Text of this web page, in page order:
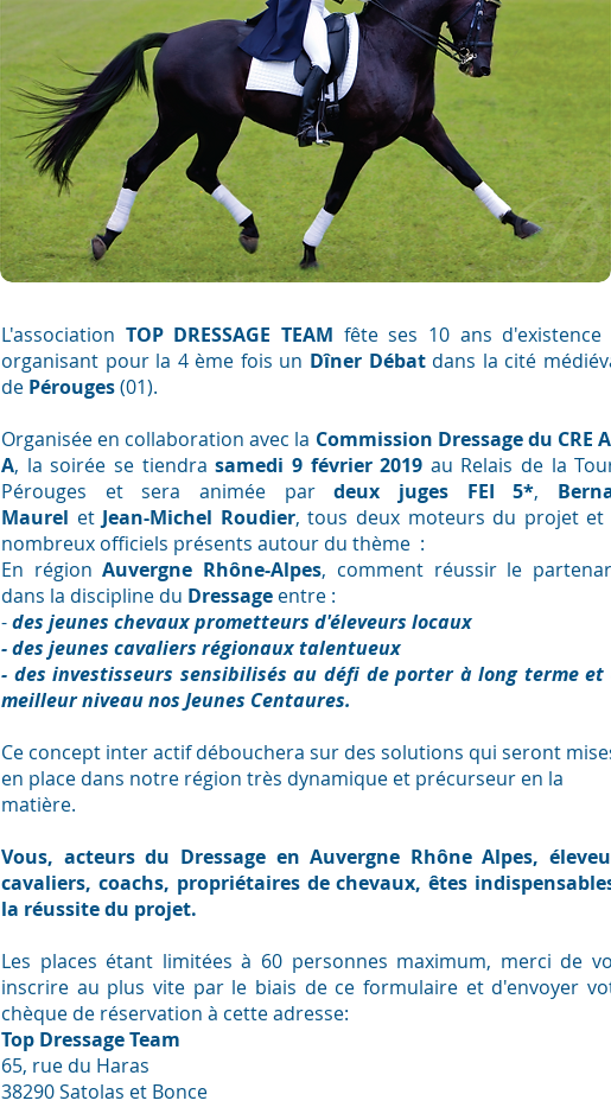
L'association TOP DRESSAGE TEAM fête ses 10 ans d'existence
organisant pour la 4 ème fois un Dîner Débatdans la cité
de Pérouges(01).
Organisée en collaboration avec la Commission Dressage du CRE
A, la soirée se tiendrasamedi 9 février 2019 au Relais de la
Pérouges et sera animée pardeux juges FEI 5*,
Maurel et Jean-Michel Roudier, tous deux moteurs du projet et
nombreux officiels présents autour du thème :
En régionAuvergne Rhône-Alpes, comment réussir le
dans la discipline du Dressage entre :
-des jeunes chevaux prometteurs d'éleveurs locaux
- des jeunes cavaliers régionaux talentueux
- des investisseurs sensibilisés au défi de porter à long terme et
meilleur niveau nos Jeunes Centaures.
Ce concept inter actif débouchera sur des solutions qui seront
en place dans notre région très dynamique et précurseur en la
matière.
Vous, acteurs du Dressage en Auvergne Rhône Alpes,
cavaliers, coachs, propriétaires de chevaux, êtes
la réussite du projet.
Les places étant limitées à 60 personnes maximum, merci de
inscrire au plus vite par le biais de ce formulaire et d'envoyer
chèque de réservation à cette adresse:
Top Dressage Team
65, rue du Haras
38290 Satolas et Bonce